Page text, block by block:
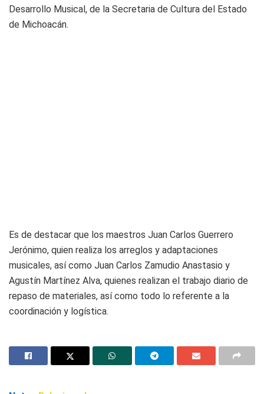
Desarrollo Musical, de la Secretaria de Cultura del Estado
de Michoacán.
Es de destacar que los maestros Juan Carlos Guerrero
Jerónimo, quien realiza los arreglos y adaptaciones
musicales, así como Juan Carlos Zamudio Anastasio y
Agustín Martínez Alva, quienes realizan el trabajo diario de
repaso de materiales, así como todo lo referente a la
coordinación y logística.